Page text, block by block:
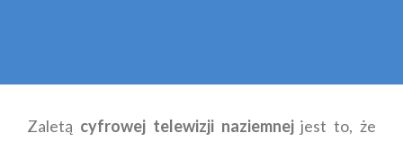
Zaletą cyfrowej telewizji naziemnejjest to, że